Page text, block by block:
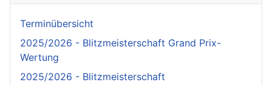
Terminübersicht
2025/2026 - Blitzmeisterschaft Grand Prix-
Wertung
2025/2026 - Blitzmeisterschaft